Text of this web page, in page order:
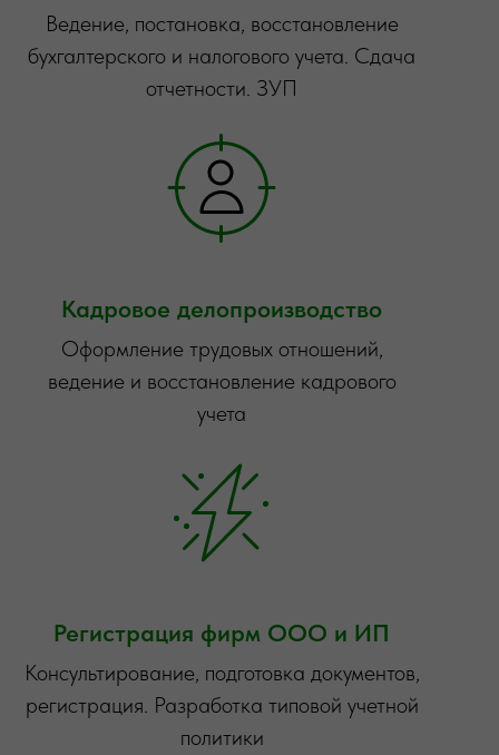
Ведение, постановка, восстановление
бухгалтерского и налогового учета. Сдача
отчетности. ЗУП
Кадровое делопроизводство
Оформление трудовых отношений,
ведение и восстановление кадрового
учета
Регистрация фирм ООО и ИП
Консультирование, подготовка документов,
регистрация. Разработка типовой учетной
политики